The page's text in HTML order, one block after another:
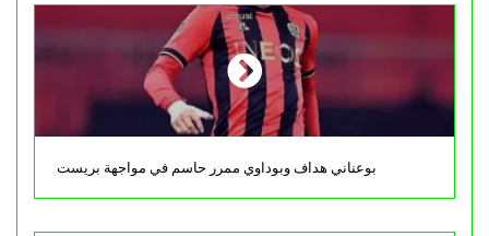
بوعناني هداف وبوداوي ممرر حاسم في مواجهة بريست